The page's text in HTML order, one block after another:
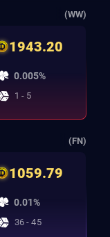
(WW)
1943.20
0.005%
1 - 5
(FN)
1059.79
0.01%
36 - 45